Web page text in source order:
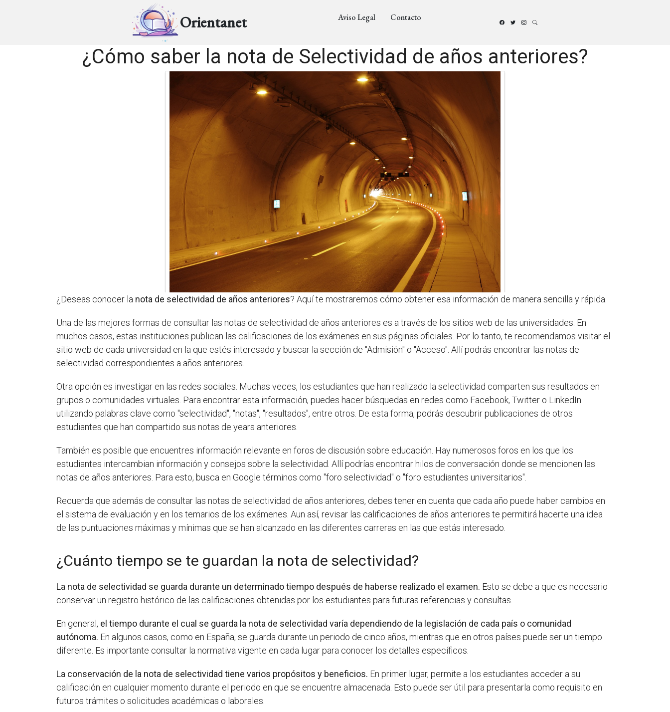
Orientanet Aviso Legal Contacto
¿Cómo saber la nota de Selectividad de años anteriores?
¿Deseas conocer la nota de selectividad de años anteriores? Aquí te mostraremos cómo obtener esa información de manera sencilla y rápida.
Una de las mejores formas de consultar las notas de selectividad de años anteriores es a través de los sitios web de las universidades. En
muchos casos, estas instituciones publican las calificaciones de los exámenes en sus páginas oficiales. Por lo tanto, te recomendamos visitar el
sitio web de cada universidad en la que estés interesado y buscar la sección de "Admisión" o "Acceso". Allí podrás encontrar las notas de
selectividad correspondientes a años anteriores.
Otra opción es investigar en las redes sociales. Muchas veces, los estudiantes que han realizado la selectividad comparten sus resultados en
grupos o comunidades virtuales. Para encontrar esta información, puedes hacer búsquedas en redes como Facebook, Twitter o LinkedIn
utilizando palabras clave como "selectividad", "notas", "resultados", entre otros. De esta forma, podrás descubrir publicaciones de otros
estudiantes que han compartido sus notas de years anteriores.
También es posible que encuentres información relevante en foros de discusión sobre educación. Hay numerosos foros en los que los
estudiantes intercambian información y consejos sobre la selectividad. Allí podrías encontrar hilos de conversación donde se mencionen las
notas de años anteriores. Para esto, busca en Google términos como "foro selectividad" o "foro estudiantes universitarios".
Recuerda que además de consultar las notas de selectividad de años anteriores, debes tener en cuenta que cada año puede haber cambios en
el sistema de evaluación y en los temarios de los exámenes. Aun así, revisar las calificaciones de años anteriores te permitirá hacerte una idea
de las puntuaciones máximas y mínimas que se han alcanzado en las diferentes carreras en las que estás interesado.
¿Cuánto tiempo se te guardan la nota de selectividad?
La nota de selectividad se guarda durante un determinado tiempo después de haberse realizado el examen. Esto se debe a que es necesario
conservar un registro histórico de las calificaciones obtenidas por los estudiantes para futuras referencias y consultas.
En general, el tiempo durante el cual se guarda la nota de selectividad varía dependiendo de la legislación de cada país o comunidad
autónoma. En algunos casos, como en España, se guarda durante un periodo de cinco años, mientras que en otros países puede ser un tiempo
diferente. Es importante consultar la normativa vigente en cada lugar para conocer los detalles específicos.
La conservación de la nota de selectividad tiene varios propósitos y beneficios. En primer lugar, permite a los estudiantes acceder a su
calificación en cualquier momento durante el periodo en que se encuentre almacenada. Esto puede ser útil para presentarla como requisito en
futuros trámites o solicitudes académicas o laborales.